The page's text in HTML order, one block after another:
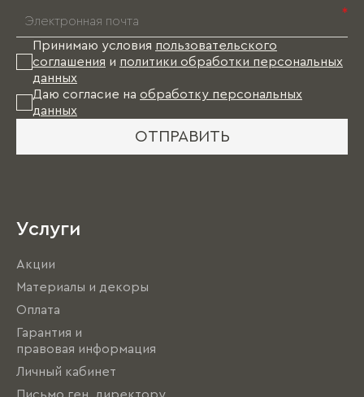
*
Принимаю условия пользовательского
соглашения и политики обработки персональных
данных
Даю согласие на обработку персональных
данных
ОТПРАВИТЬ
Услуги
Акции
Материалы и декоры
Оплата
Гарантия и
правовая информация
Личный кабинет